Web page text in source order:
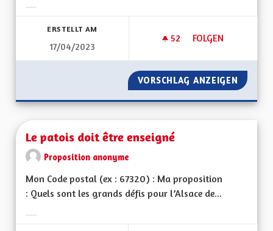
ERSTELLT AM
17/04/2023
52 52 FOLLOWER
FOLGEN
LE REPLI SUR SOI
VORSCHLAG ANZEIGEN LE
Le patois doit être enseigné
Proposition anonyme
Mon Code postal (ex : 67320) : Ma proposition
: Quels sont les grands défis pour l’Alsace de...